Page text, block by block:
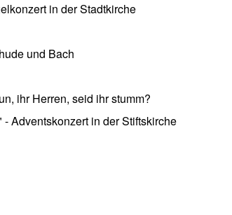
in der Stadtkirche
und Bach
ihr Herren, seid ihr stumm?
Adventskonzert in der Stiftskirche
Archiv